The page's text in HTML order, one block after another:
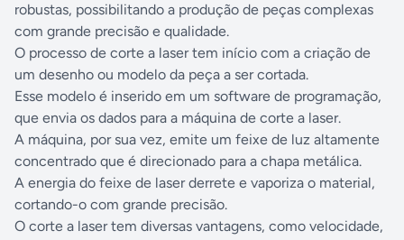
robustas, possibilitando a produção de peças complexas
com grande precisão e qualidade.
O processo de corte a laser tem início com a criação de
um desenho ou modelo da peça a ser cortada.
Esse modelo é inserido em um software de programação,
que envia os dados para a máquina de corte a laser.
A máquina, por sua vez, emite um feixe de luz altamente
concentrado que é direcionado para a chapa metálica.
A energia do feixe de laser derrete e vaporiza o material,
cortando-o com grande precisão.
O corte a laser tem diversas vantagens, como velocidade,